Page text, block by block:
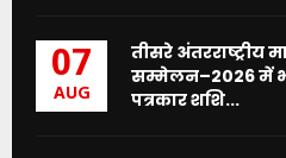
07
AUG
तीसरे अंतरराष्ट्रीय
सम्मेलन–2026 में
पत्रकार शशि...